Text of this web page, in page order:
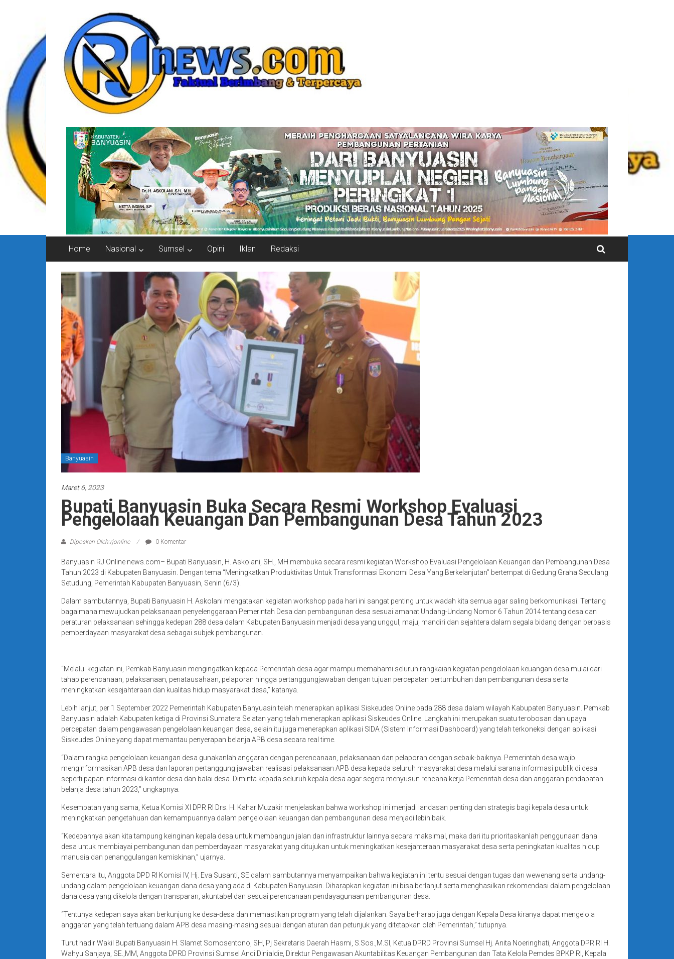
rjonlinenews.com
Faktual
Berimbang
dan
Terpercaya
Home Nasional Sumsel Opini Iklan Redaksi
Banyuasin
Maret 6, 2023
Bupati Banyuasin Buka Secara Resmi Workshop Evaluasi
Pengelolaan Keuangan Dan Pembangunan Desa Tahun 2023
Diposkan Oleh:rjonline 0 Komentar
Banyuasin RJ Online news.com– Bupati Banyuasin, H. Askolani, SH., MH membuka secara resmi kegiatan Workshop Evaluasi Pengelolaan Keuangan dan Pembangunan Desa
Tahun 2023 di Kabupaten Banyuasin. Dengan tema “Meningkatkan Produktivitas Untuk Transformasi Ekonomi Desa Yang Berkelanjutan” bertempat di Gedung Graha Sedulang
Setudung, Pemerintah Kabupaten Banyuasin, Senin (6/3).
Dalam sambutannya, Bupati Banyuasin H. Askolani mengatakan kegiatan workshop pada hari ini sangat penting untuk wadah kita semua agar saling berkomunikasi. Tentang
bagaimana mewujudkan pelaksanaan penyelenggaraan Pemerintah Desa dan pembangunan desa sesuai amanat Undang-Undang Nomor 6 Tahun 2014 tentang desa dan
peraturan pelaksanaan sehingga kedepan 288 desa dalam Kabupaten Banyuasin menjadi desa yang unggul, maju, mandiri dan sejahtera dalam segala bidang dengan berbasis
pemberdayaan masyarakat desa sebagai subjek pembangunan.
“Melalui kegiatan ini, Pemkab Banyuasin mengingatkan kepada Pemerintah desa agar mampu memahami seluruh rangkaian kegiatan pengelolaan keuangan desa mulai dari
tahap perencanaan, pelaksanaan, penatausahaan, pelaporan hingga pertanggungjawaban dengan tujuan percepatan pertumbuhan dan pembangunan desa serta
meningkatkan kesejahteraan dan kualitas hidup masyarakat desa,” katanya.
Lebih lanjut, per 1 September 2022 Pemerintah Kabupaten Banyuasin telah menerapkan aplikasi Siskeudes Online pada 288 desa dalam wilayah Kabupaten Banyuasin. Pemkab
Banyuasin adalah Kabupaten ketiga di Provinsi Sumatera Selatan yang telah menerapkan aplikasi Siskeudes Online. Langkah ini merupakan suatu terobosan dan upaya
percepatan dalam pengawasan pengelolaan keuangan desa, selain itu juga menerapkan aplikasi SIDA (Sistem Informasi Dashboard) yang telah terkoneksi dengan aplikasi
Siskeudes Online yang dapat memantau penyerapan belanja APB desa secara real time.
“Dalam rangka pengelolaan keuangan desa gunakanlah anggaran dengan perencanaan, pelaksanaan dan pelaporan dengan sebaik-baiknya. Pemerintah desa wajib
menginformasikan APB desa dan laporan pertanggung jawaban realisasi pelaksanaan APB desa kepada seluruh masyarakat desa melalui sarana informasi publik di desa
seperti papan informasi di kantor desa dan balai desa. Diminta kepada seluruh kepala desa agar segera menyusun rencana kerja Pemerintah desa dan anggaran pendapatan
belanja desa tahun 2023,” ungkapnya.
Kesempatan yang sama, Ketua Komisi Xl DPR RI Drs. H. Kahar Muzakir menjelaskan bahwa workshop ini menjadi landasan penting dan strategis bagi kepala desa untuk
meningkatkan pengetahuan dan kemampuannya dalam pengelolaan keuangan dan pembangunan desa menjadi lebih baik.
“Kedepannya akan kita tampung keinginan kepala desa untuk membangun jalan dan infrastruktur lainnya secara maksimal, maka dari itu prioritaskanlah penggunaan dana
desa untuk membiayai pembangunan dan pemberdayaan masyarakat yang ditujukan untuk meningkatkan kesejahteraan masyarakat desa serta peningkatan kualitas hidup
manusia dan penanggulangan kemiskinan,” ujarnya.
Sementara itu, Anggota DPD RI Komisi lV, Hj. Eva Susanti, SE dalam sambutannya menyampaikan bahwa kegiatan ini tentu sesuai dengan tugas dan wewenang serta undang-
undang dalam pengelolaan keuangan dana desa yang ada di Kabupaten Banyuasin. Diharapkan kegiatan ini bisa berlanjut serta menghasilkan rekomendasi dalam pengelolaan
dana desa yang dikelola dengan transparan, akuntabel dan sesuai perencanaan pendayagunaan pembangunan desa.
“Tentunya kedepan saya akan berkunjung ke desa-desa dan memastikan program yang telah dijalankan. Saya berharap juga dengan Kepala Desa kiranya dapat mengelola
anggaran yang telah tertuang dalam APB desa masing-masing sesuai dengan aturan dan petunjuk yang ditetapkan oleh Pemerintah,” tutupnya.
Turut hadir Wakil Bupati Banyuasin H. Slamet Somosentono, SH, Pj Sekretaris Daerah Hasmi, S.Sos.,M.SI, Ketua DPRD Provinsi Sumsel Hj. Anita Noeringhati, Anggota DPR RI H.
Wahyu Sanjaya, SE.,MM, Anggota DPRD Provinsi Sumsel Andi Dinialdie, Direktur Pengawasan Akuntabilitas Keuangan Pembangunan dan Tata Kelola Pemdes BPKP RI, Kepala